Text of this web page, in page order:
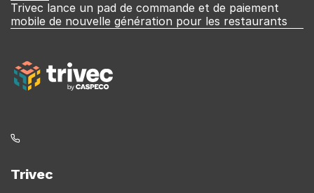
êtes
ici
Trivec lance un pad de commande et de paiement
mobile de nouvelle génération pour les restaurants
Trivec